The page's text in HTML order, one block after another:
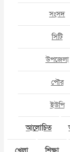
সংসদ
সিটি
উপজেলা
পৌর
ইউপি
আলোচিত